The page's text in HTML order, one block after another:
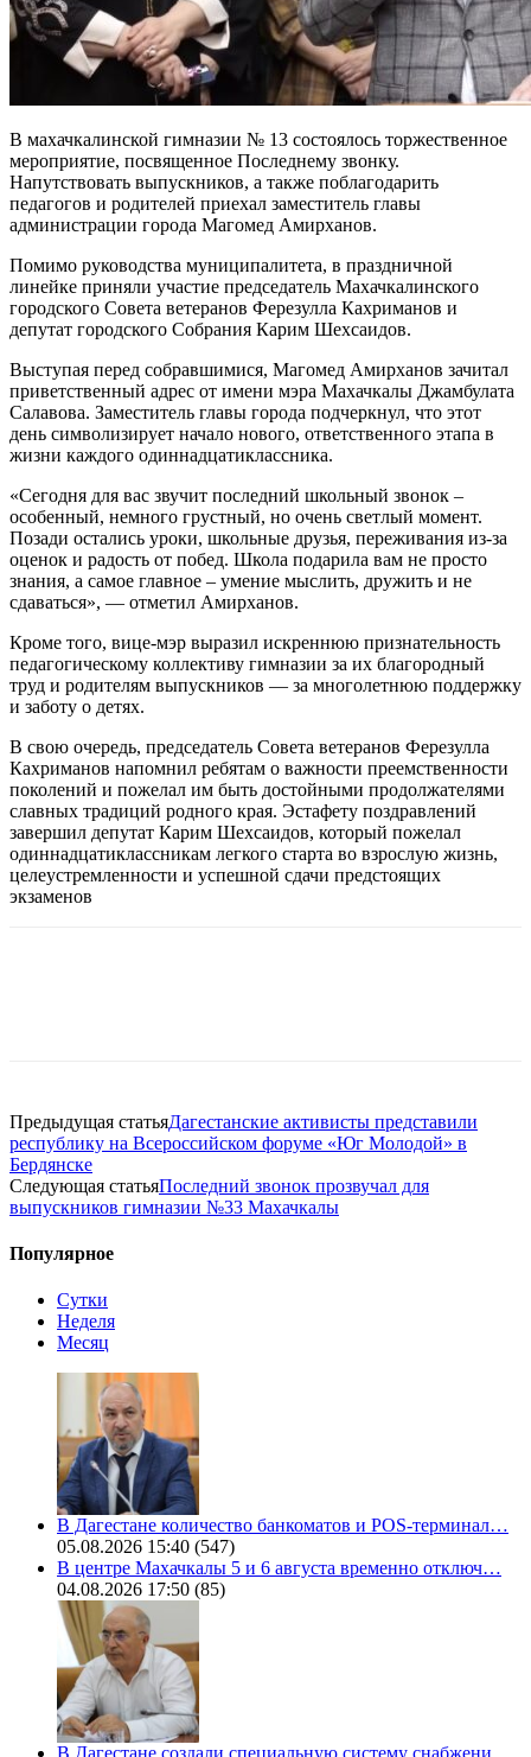
В махачкалинской гимназии № 13 состоялось торжественное
мероприятие, посвященное Последнему звонку.
Напутствовать выпускников, а также поблагодарить
педагогов и родителей приехал заместитель главы
администрации города Магомед Амирханов.
Помимо руководства муниципалитета, в праздничной
линейке приняли участие председатель Махачкалинского
городского Совета ветеранов Ферезулла Кахриманов и
депутат городского Собрания Карим Шехсаидов.
Выступая перед собравшимися, Магомед Амирханов зачитал
приветственный адрес от имени мэра Махачкалы Джамбулата
Салавова. Заместитель главы города подчеркнул, что этот
день символизирует начало нового, ответственного этапа в
жизни каждого одиннадцатиклассника.
«Сегодня для вас звучит последний школьный звонок –
особенный, немного грустный, но очень светлый момент.
Позади остались уроки, школьные друзья, переживания из-за
оценок и радость от побед. Школа подарила вам не просто
знания, а самое главное – умение мыслить, дружить и не
сдаваться», — отметил Амирханов.
Кроме того, вице-мэр выразил искреннюю признательность
педагогическому коллективу гимназии за их благородный
труд и родителям выпускников — за многолетнюю поддержку
и заботу о детях.
В свою очередь, председатель Совета ветеранов Ферезулла
Кахриманов напомнил ребятам о важности преемственности
поколений и пожелал им быть достойными продолжателями
славных традиций родного края. Эстафету поздравлений
завершил депутат Карим Шехсаидов, который пожелал
одиннадцатиклассникам легкого старта во взрослую жизнь,
целеустремленности и успешной сдачи предстоящих
экзаменов
Предыдущая статьяДагестанские активисты представили
республику на Всероссийском форуме «Юг Молодой» в
Бердянске
Следующая статьяПоследний звонок прозвучал для
выпускников гимназии №33 Махачкалы
Популярное
Сутки
Неделя
Месяц
В Дагестане количество банкоматов и POS-терминал…
05.08.2026 15:40 (547)
В центре Махачкалы 5 и 6 августа временно отключ…
04.08.2026 17:50 (85)